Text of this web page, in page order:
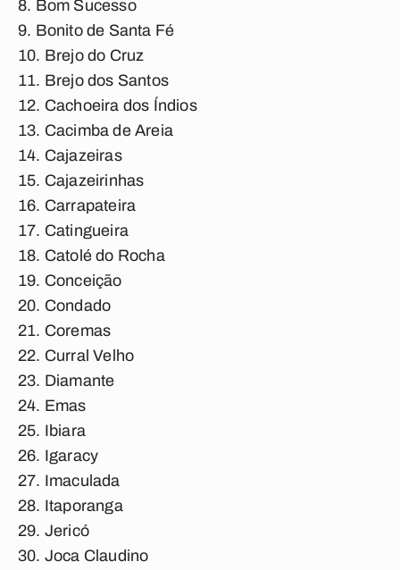
Bom Sucesso
Bonito de Santa Fé
Brejo do Cruz
Brejo dos Santos
Cachoeira dos Índios
Cacimba de Areia
Cajazeiras
Cajazeirinhas
Carrapateira
Catingueira
Catolé do Rocha
Conceição
Condado
Coremas
Curral Velho
Diamante
Emas
Ibiara
Igaracy
Imaculada
Itaporanga
Jericó
Joca Claudino